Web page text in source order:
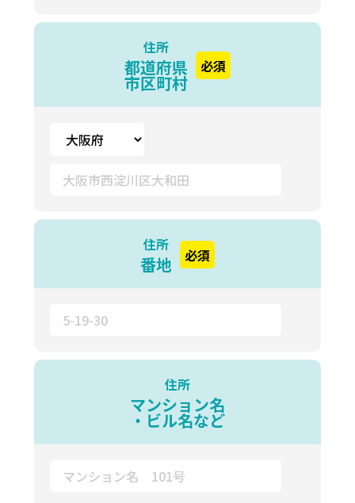
住所
都道府県
市区町村
必須
住所
番地 必須
住所
マンション名
・ビル名など